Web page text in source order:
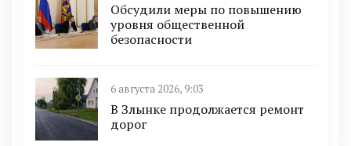
Обсудили меры по повышению
уровня общественной
безопасности
6 августа 2026, 9:03
В Злынке продолжается ремонт
дорог